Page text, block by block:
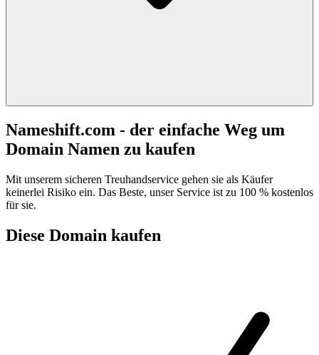
Nameshift.com - der einfache Weg um
Domain Namen zu kaufen
Mit unserem sicheren Treuhandservice gehen sie als Käufer
keinerlei Risiko ein. Das Beste, unser Service ist zu 100 % kostenlos
für sie.
Diese Domain kaufen